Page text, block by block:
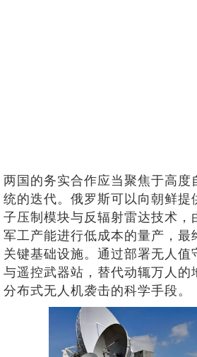
两国的务实合作应当聚焦于高度
统的迭代。俄罗斯可以向朝鲜提
子压制模块与反辐射雷达技术，
军工产能进行低成本的量产，最
关键基础设施。通过部署无人值
与遥控武器站，替代动辄万人的
分布式无人机袭击的科学手段。